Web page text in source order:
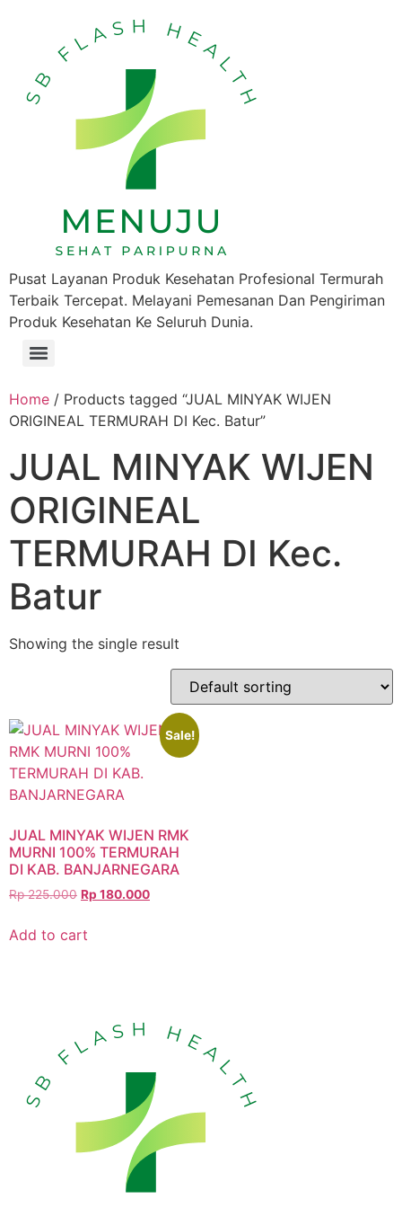
Pusat Layanan Produk Kesehatan Profesional Termurah
Terbaik Tercepat. Melayani Pemesanan Dan Pengiriman
Produk Kesehatan Ke Seluruh Dunia.
Home / Products tagged “JUAL MINYAK WIJEN
ORIGINEAL TERMURAH DI Kec. Batur”
JUAL MINYAK WIJEN
ORIGINEAL
TERMURAH DI Kec.
Batur
Showing the single result
Sale!
JUAL MINYAK WIJEN RMK
MURNI 100% TERMURAH
DI KAB. BANJARNEGARA
Rp225.000 Rp 180.000
Add to cart